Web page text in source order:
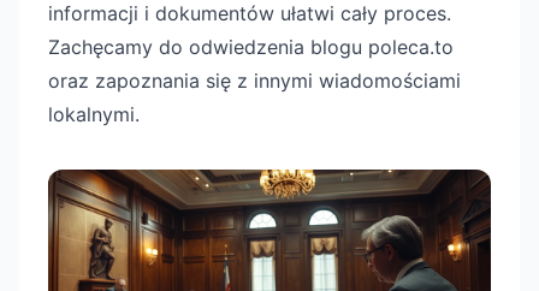
informacji i dokumentów ułatwi cały proces.
Zachęcamy do odwiedzenia blogu poleca.to
oraz zapoznania się z innymi wiadomościami
lokalnymi.